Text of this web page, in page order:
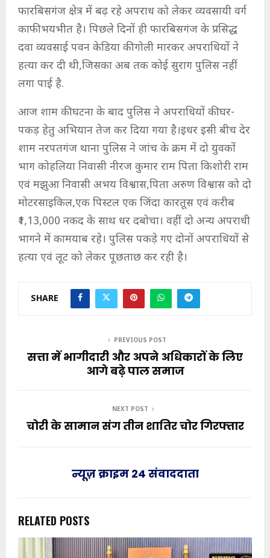
फारबिसगंज क्षेत्र में बढ़ रहे अपराध को लेकर व्यवसायी वर्ग
काफी भयभीत है। पिछले दिनों ही फारबिसगंज के प्रसिद्ध
दवा व्यवसाई पवन केडिया की गोली मारकर अपराधियों ने
हत्या कर दी थी,जिसका अब तक कोई सुराग पुलिस नहीं
लगा पाई है.
आज शाम की घटना के बाद पुलिस ने अपराधियों की घर-
पकड़ हेतु अभियान तेज कर दिया गया है।इधर इसी बीच देर
शाम नरपतगंज थाना पुलिस ने जांच के क्रम में दो युवकों
भाग कोहलिया निवासी नीरज कुमार राम पिता किशोरी राम
एवं मझुआ निवासी अभय विश्वास,पिता अरुण विश्वास को दो
मोटरसाइकिल,एक पिस्टल एक जिंदा कारतूस एवं करीब
₹1,13,000 नकद के साथ धर दबोचा। वहीं दो अन्य अपराधी
भागने में कामयाब रहे। पुलिस पकड़े गए दोनों अपराधियों से
हत्या एवं लूट को लेकर पूछताछ कर रही है।
SHARE
PREVIOUS POST
सत्ता में भागीदारी और अपने अधिकारों के लिए
आगे बढ़े पाल समाज
NEXT POST
चोरी के सामान संग तीन शातिर चोर गिरफ्तार
न्यूज़ क्राइम 24 संवाददाता
RELATED POSTS